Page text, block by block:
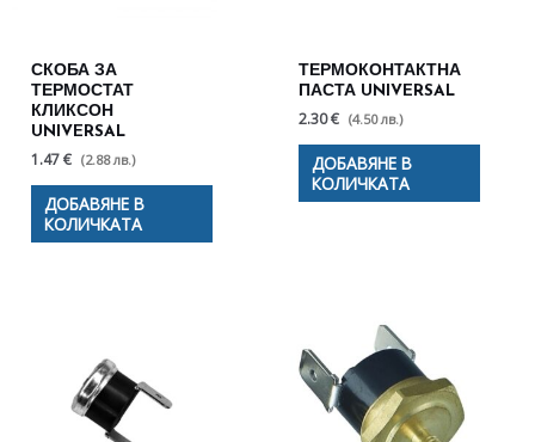
СКОБА ЗА
ТЕРМОСТАТ
КЛИКСОН
UNIVERSAL
1.47 € (2.88 лв.)
ДОБАВЯНЕ В
КОЛИЧКАТА
ТЕРМОКОНТАКТНА
ПАСТА UNIVERSAL
2.30 € (4.50 лв.)
ДОБАВЯНЕ В
КОЛИЧКАТА